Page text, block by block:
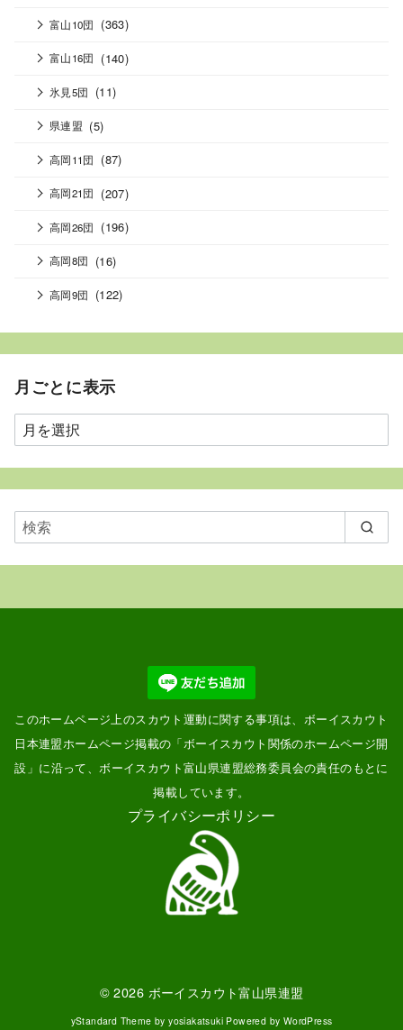
富山10団 (363)
富山16団 (140)
氷見5団 (11)
県連盟 (5)
高岡11団 (87)
高岡21団 (207)
高岡26団 (196)
高岡8団 (16)
高岡9団 (122)
月ごとに表示
月
ご
と
表
示
このホームページ上のスカウト運動に関する事項は、ボーイスカウト
日本連盟ホームページ掲載の「ボーイスカウト関係のホームページ開
設 」に沿って、ボーイスカウト富山県連盟総務委員会の責任のもとに
掲載しています。
プライバシーポリシー
© 2026 ボーイスカウト富山県連盟
yStandard Theme byyosiakatsuki Powered by WordPress